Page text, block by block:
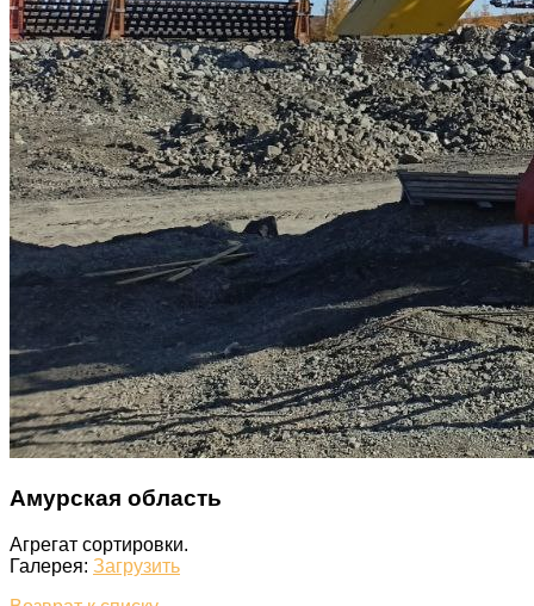
Амурская область
Агрегат сортировки.
Галерея: Загрузить